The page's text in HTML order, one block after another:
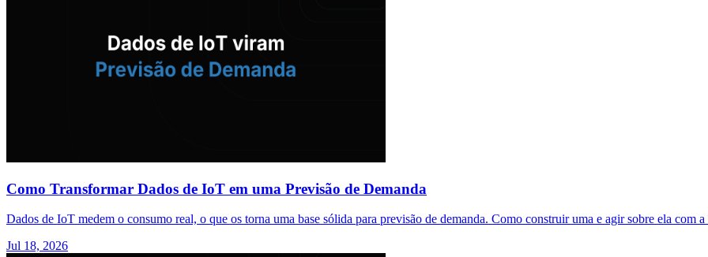
Como Transformar Dados de IoT em uma Previsão de Demanda
Dados de IoT medem o consumo real, o que os torna uma base sólida para previsão de demanda. Como construir uma e agir sobre ela com
Jul 18, 2026